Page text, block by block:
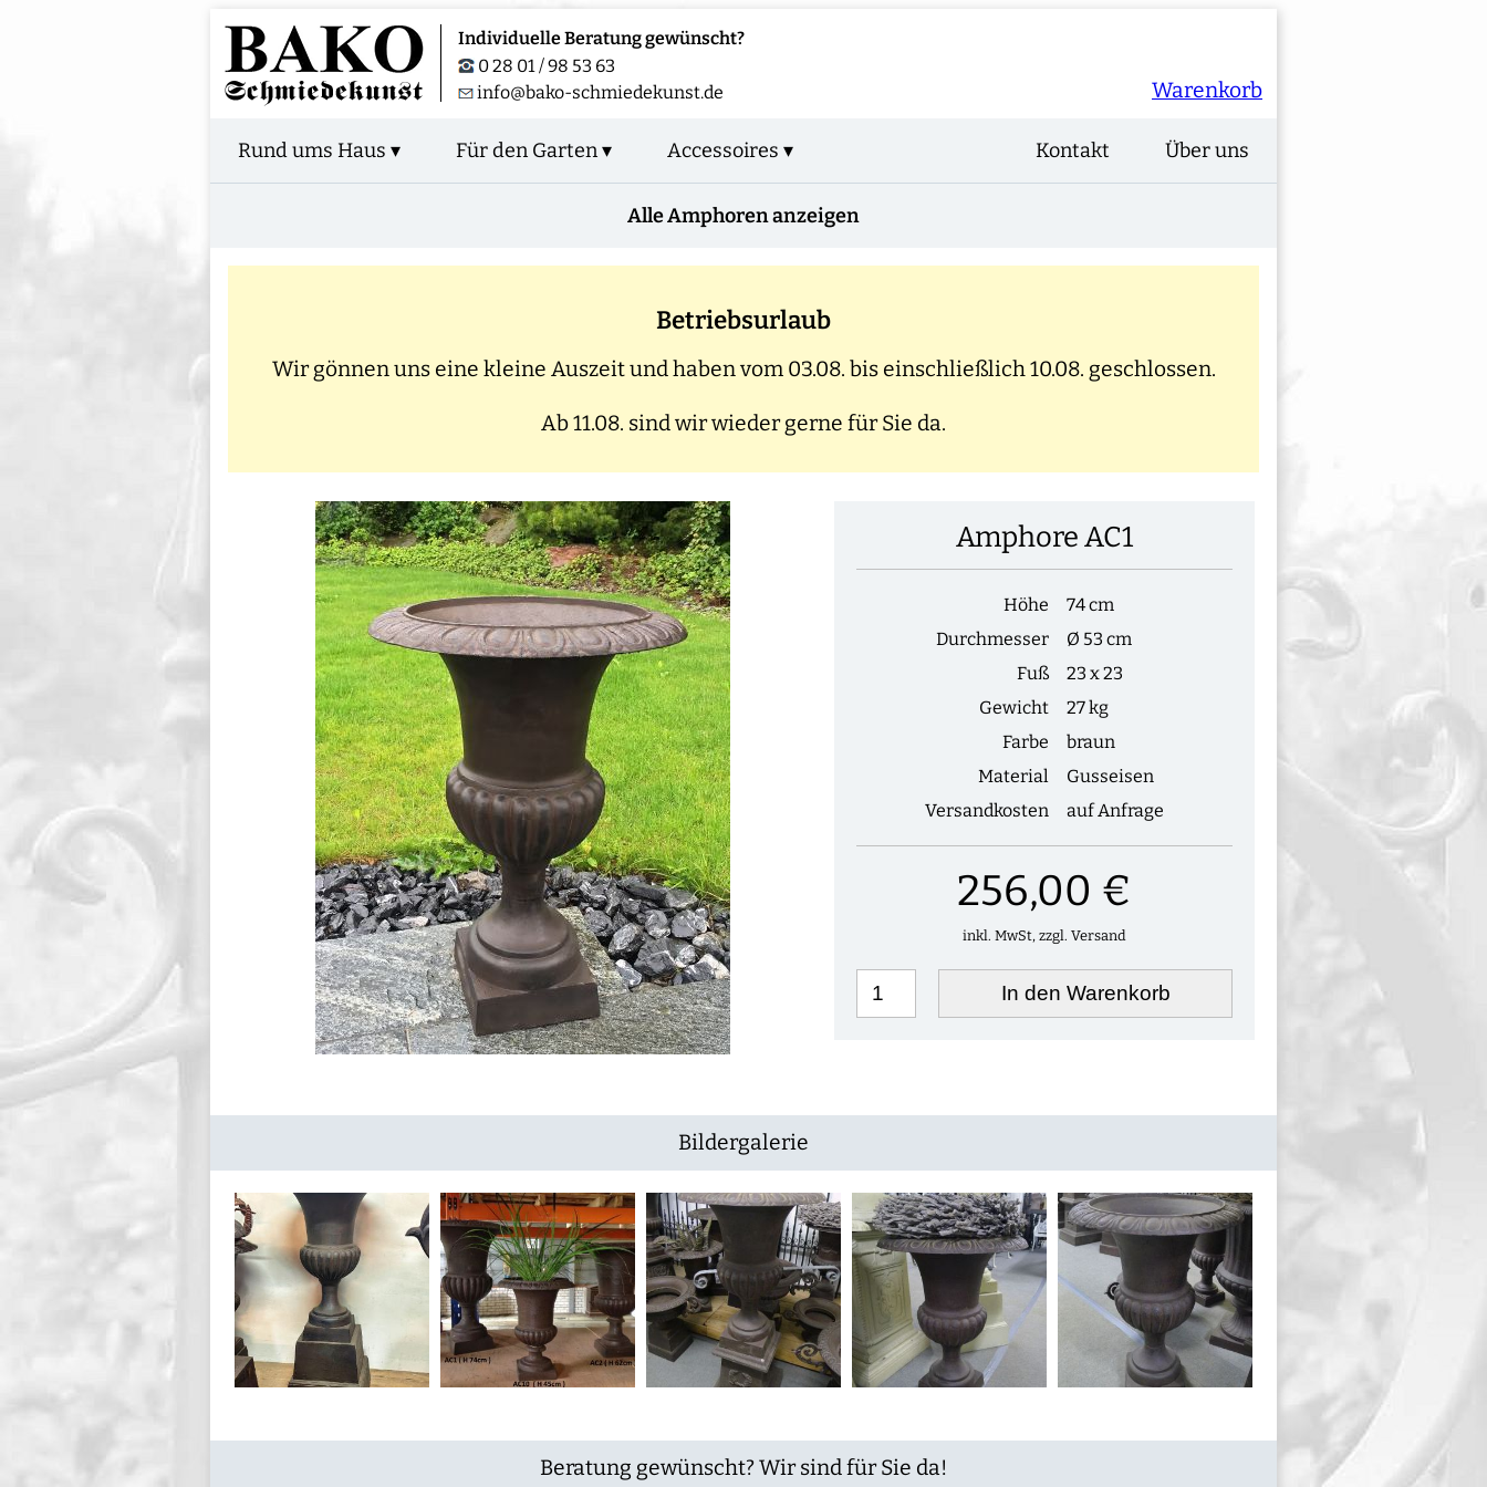
Individuelle Beratung gewünscht?
0 28 01 / 98 53 63
info@bako-schmiedekunst.de
Warenkorb
Rund ums Haus ▾ Für den Garten ▾ Accessoires ▾ Über uns
Kontakt
Alle Amphoren anzeigen
Betriebsurlaub
Wir gönnen uns eine kleine Auszeit und haben vom 03.08. bis einschließlich 10.08. geschlossen.
Ab 11.08. sind wir wieder gerne für Sie da.
Amphore AC1
Höhe
74 cm
Durchmesser
Ø 53 cm
Fuß
23 x 23
Gewicht
27 kg
Farbe
braun
Material
Gusseisen
Versandkosten
auf Anfrage
256,00 €
inkl. MwSt, zzgl. Versand
In den Warenkorb
Bildergalerie
Beratung gewünscht? Wir sind für Sie da!